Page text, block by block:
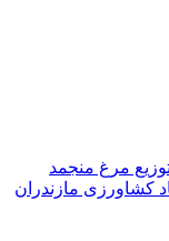
مرغ منجمد
کشاورزی مازندران